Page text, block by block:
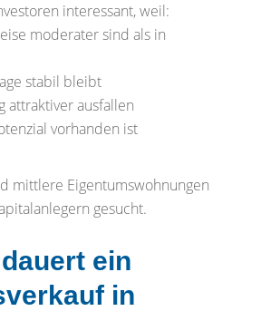
interessant, weil:
moderater sind als in
stabil bleibt
attraktiver ausfallen
vorhanden ist
mittlere Eigentumswohnungen
gesucht.
ein
in